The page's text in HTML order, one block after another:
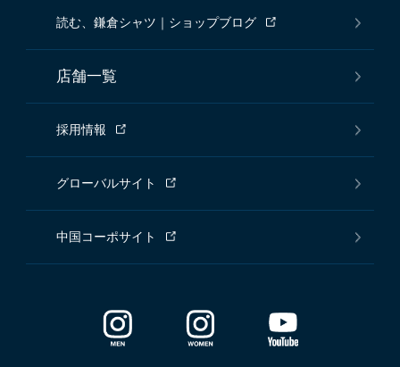
読む、鎌倉シャツ｜ショップブログ
店舗一覧
採用情報
グローバルサイト
中国コーポサイト